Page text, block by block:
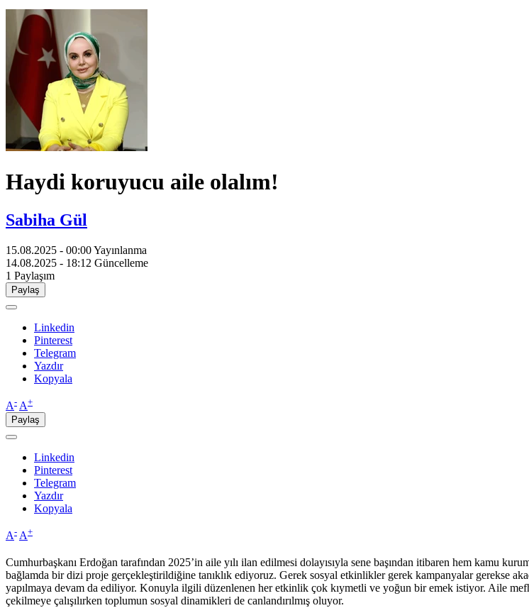
Haydi koruyucu aile olalım!
Sabiha Gül
15.08.2025 - 00:00Yayınlanma
14.08.2025 - 18:12 Güncelleme
1 Paylaşım
Paylaş
Linkedin
Pinterest
Telegram
Yazdır
Kopyala
A- A+
Paylaş
Linkedin
Pinterest
Telegram
Yazdır
Kopyala
A- A+
Cumhurbaşkanı Erdoğan tarafından 2025’in aile yılı ilan edilmesi dolayısıyla sene başından itibaren hem kamu
bağlamda bir dizi proje gerçekleştirildiğine tanıklık ediyoruz. Gerek sosyal etkinlikler gerek kampanyalar gerekse
yapılmaya devam da ediliyor. Konuyla ilgili düzenlenen her etkinlik çok kıymetli ve yoğun bir emek istiyor. Aile
çekilmeye çalışılırken toplumun sosyal dinamikleri de canlandırılmış oluyor.